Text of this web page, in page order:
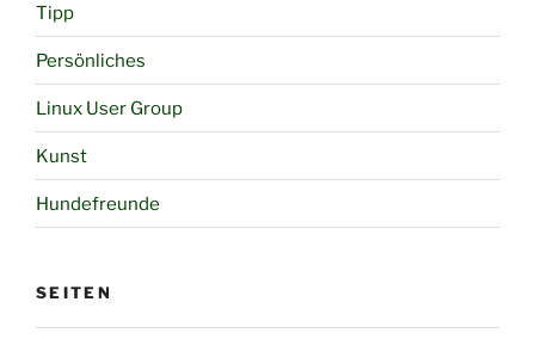
Tipp
Persönliches
Linux User Group
Kunst
Hundefreunde
SEITEN